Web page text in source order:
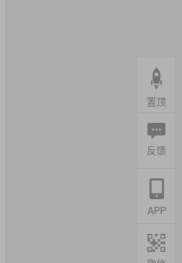
置顶
反馈
APP